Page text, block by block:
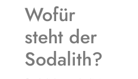
Wofür
steht der
Sodalith?